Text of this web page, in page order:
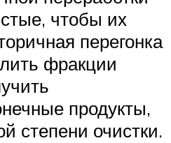
чтобы их
перегонка
фракции
продукты,
степени очистки.